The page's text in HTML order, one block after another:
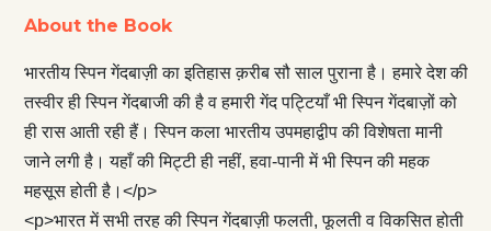
About the Book
भारतीय स्पिन गेंदबाज़ी का इतिहास क़रीब सौ साल पुराना है। हमारे देश की
तस्वीर ही स्पिन गेंदबाजी की है व हमारी गेंद पट्टियाँ भी स्पिन गेंदबाज़ों को
ही रास आती रही हैं। स्पिन कला भारतीय उपमहाद्वीप की विशेषता मानी
जाने लगी है। यहाँ की मिट्टी ही नहीं, हवा-पानी में भी स्पिन की महक
महसूस होती है।</p>
<p>भारत में सभी तरह की स्पिन गेंदबाज़ी फलती, फूलती व विकसित होती